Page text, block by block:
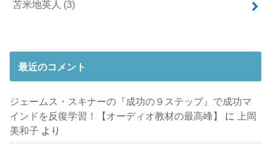
苫米地英人 (3)
最近のコメント
ジェームス・スキナーの『成功の９ステップ』で成功マ
インドを反復学習！【オーディオ教材の最高峰】
に
上岡
美和子 より